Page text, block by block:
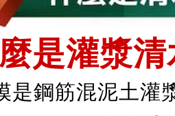
是灌漿清
鋼筋混泥土灌